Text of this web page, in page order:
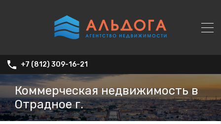
+7 (812) 309-16-21
Коммерческая недвижимость в
Отрадное г.